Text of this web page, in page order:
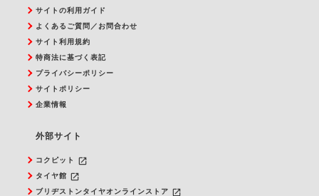
サイトの利用ガイド
よくあるご質問／お問合わせ
サイト利用規約
特商法に基づく表記
プライバシーポリシー
サイトポリシー
企業情報
外部サイト
コクピット launch
タイヤ館 launch
ブリヂストンタイヤオンラインストア launch